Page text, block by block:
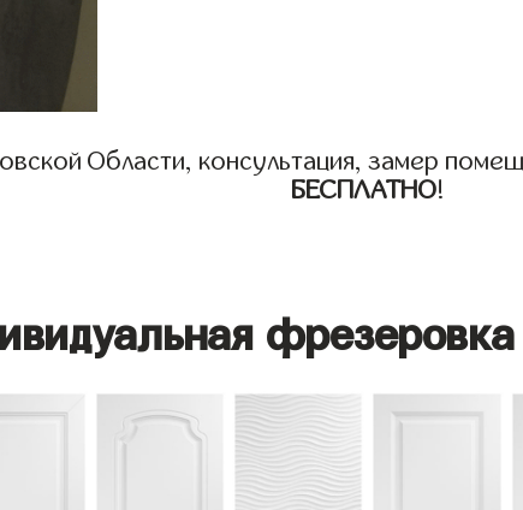
Области, консультация, замер
БЕСПЛАТНО!